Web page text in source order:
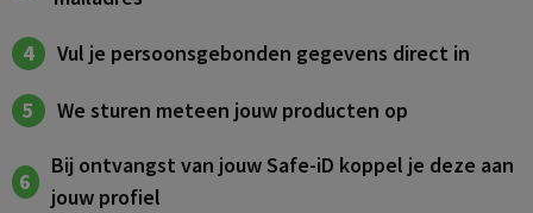
4 Vul je persoonsgebonden gegevens direct in
5 We sturen meteen jouw producten op
6
Bij ontvangst van jouw Safe-iD koppel je deze aan
jouw profiel